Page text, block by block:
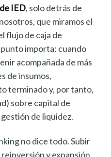
IED, solo detrás de
que miramos el
flujo de caja de
importa: cuando
acompañada de más
de insumos,
terminado y, por tanto,
sobre capital de
de liquidez.
no dice todo. Subir
y expansión